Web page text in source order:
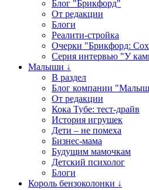
Блог "Брикфорд"
От редакции
Блоги
Реалити-стройка
Очерки "Брикфорд:
Серия интервью "У
Малыши ↓
В раздел
Блог компании
От редакции
Кока Тубе: тест-драйв
История игрушек
Дети – не помеха
Бизнес-мама
Будущим мамочкам
Детский психолог
Блоги
Король бензоколонки ↓